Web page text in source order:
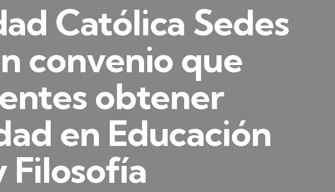
Católica Sedes
convenio que
obtener
en Educación
Filosofía